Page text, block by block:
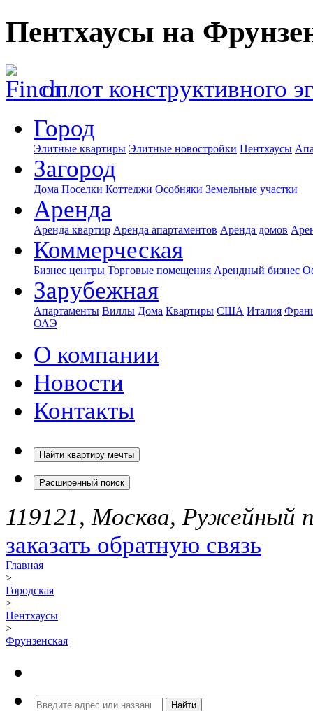
Пентхаусы на
оплот конструктивного
Город
Элитные квартиры Элитные новостройки Пентхаусы
Загород
Дома Поселки Коттеджи Особняки Земельные участки
Аренда
Аренда квартир Аренда апартаментов Аренда домов
Коммерческая
Бизнес центры Торговые помещения Арендный бизнес
Зарубежная
Апартаменты Виллы Дома Квартиры США Италия
ОАЭ
О компании
Новости
Контакты
Найти квартиру мечты
Расширенный поиск
119121, Москва, Ружейный
заказать обратную связь
Главная
>
Городская
>
Пентхаусы
>
Фрунзенская